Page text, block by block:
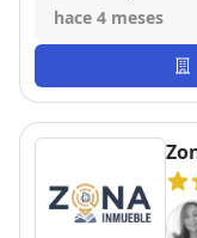
experiencia con
persona,
siempre con una
que teníamos y
Carlos para
lo encantados que estamos.
corazón!
hace 4 meses